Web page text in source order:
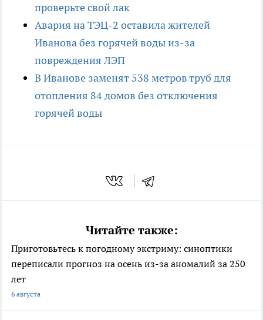
проверьте свой лак
Авария на ТЭЦ-2 оставила жителей
Иванова без горячей воды из-за
повреждения ЛЭП
В Иванове заменят 538 метров труб для
отопления 84 домов без отключения
горячей воды
Читайте также:
Приготовьтесь к погодному экстриму: синоптики
переписали прогноз на осень из-за аномалий за 250
лет
6 августа